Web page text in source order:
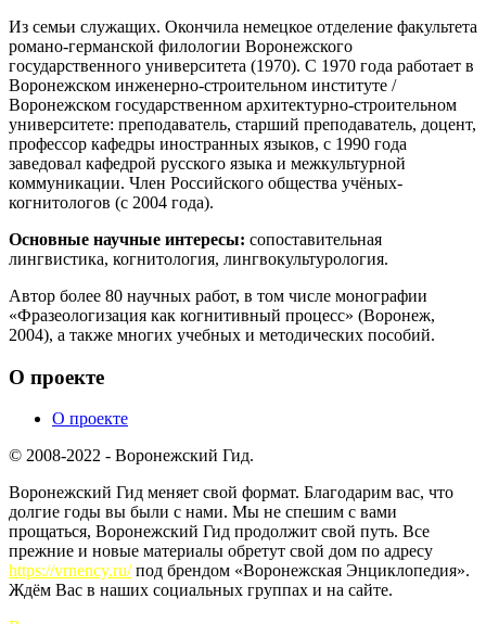
Из семьи служащих. Окончила немецкое отделение факультета
романо-германской филологии Воронежского
государственного университета (1970). С 1970 года работает в
Воронежском инженерно-строительном институте /
Воронежском государственном архитектурно-строительном
университете: преподаватель, старший преподаватель, доцент,
профессор кафедры иностранных языков, с 1990 года
заведовал кафедрой русского языка и межкультурной
коммуникации. Член Российского общества учёных-
когнитологов (с 2004 года).
Основные научные интересы: сопоставительная
лингвистика, когнитология, лингвокультурология.
Автор более 80 научных работ, в том числе монографии
«Фразеологизация как когнитивный процесс» (Воронеж,
2004), а также многих учебных и методических пособий.
О проекте
О проекте
© 2008-2022 - Воронежский Гид.
Воронежский Гид меняет свой формат. Благодарим вас, что
долгие годы вы были с нами. Мы не спешим с вами
прощаться, Воронежский Гид продолжит свой путь. Все
прежние и новые материалы обретут свой дом по адресу
https://vrnency.ru/под брендом «Воронежская Энциклопедия».
Ждём Вас в наших социальных группах и на сайте.